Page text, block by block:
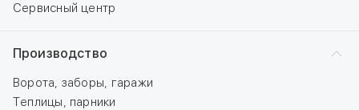
Сервисный центр
Производство
Ворота, заборы, гаражи
Теплицы, парники